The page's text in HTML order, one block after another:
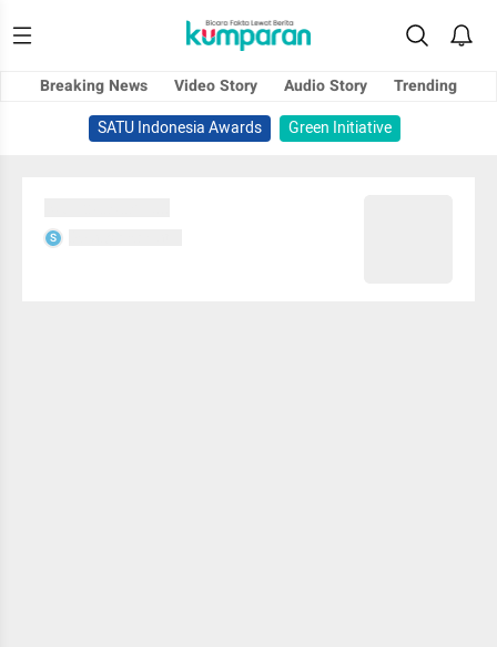
Breaking News Video Story Audio Story
Trending
SATU Indonesia Awards
Green Initiative
S